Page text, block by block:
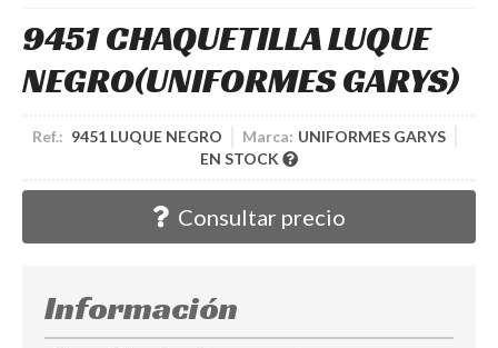
9451 CHAQUETILLA LUQUE
NEGRO(UNIFORMES GARYS)
Ref.: 9451 LUQUE NEGRO Marca: UNIFORMES GARYS
EN STOCK
Consultar precio
Información